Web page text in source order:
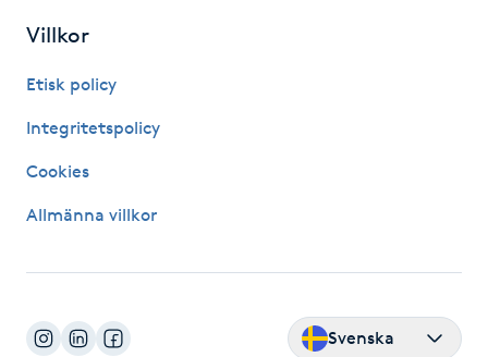
Klangmassage
Klippning
Klippning & Slingor
Koppningsmassage
Villkor
Etisk policy
Integritetspolicy
Cookies
Allmänna villkor
Svenska